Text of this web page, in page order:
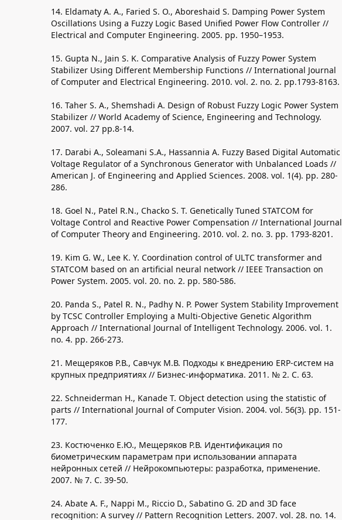
14. Eldamaty A. A., Faried S. O., Aboreshaid S. Damping Power System
Oscillations Using a Fuzzy Logic Based Unified Power Flow Controller //
Electrical and Computer Engineering. 2005. pp. 1950–1953.
15. Gupta N., Jain S. K. Comparative Analysis of Fuzzy Power System
Stabilizer Using Different Membership Functions // International Journal
of Computer and Electrical Engineering. 2010. vol. 2. no. 2. pp.1793-8163.
16. Taher S. A., Shemshadi A. Design of Robust Fuzzy Logic Power System
Stabilizer // World Academy of Science, Engineering and Technology.
2007. vol. 27 pp.8-14.
17. Darabi A., Soleamani S.A., Hassannia A. Fuzzy Based Digital Automatic
Voltage Regulator of a Synchronous Generator with Unbalanced Loads //
American J. of Engineering and Applied Sciences. 2008. vol. 1(4). pp. 280-
286.
18. Goel N., Patel R.N., Chacko S. T. Genetically Tuned STATCOM for
Voltage Control and Reactive Power Compensation // International Journal
of Computer Theory and Engineering. 2010. vol. 2. no. 3. pp. 1793-8201.
19. Kim G. W., Lee K. Y. Coordination control of ULTC transformer and
STATCOM based on an artificial neural network // IEEE Transaction on
Power System. 2005. vol. 20. no. 2. pp. 580-586.
20. Panda S., Patel R. N., Padhy N. P. Power System Stability Improvement
by TCSC Controller Employing a Multi-Objective Genetic Algorithm
Approach // International Journal of Intelligent Technology. 2006. vol. 1.
no. 4. pp. 266-273.
21. Мещеряков Р.В., Савчук М.В. Подходы к внедрению ERP-систем на
крупных предприятиях // Бизнес-информатика. 2011. № 2. С. 63.
22. Schneiderman H., Kanade T. Object detection using the statistic of
parts // International Journal of Computer Vision. 2004. vol. 56(3). pp. 151-
177.
23. Костюченко Е.Ю., Мещеряков Р.В. Идентификация по
биометрическим параметрам при использовании аппарата
нейронных сетей // Нейрокомпьютеры: разработка, применение.
2007. № 7. С. 39-50.
24. Abate A. F., Nappi M., Riccio D., Sabatino G. 2D and 3D face
recognition: A survey // Pattern Recognition Letters. 2007. vol. 28. no. 14.